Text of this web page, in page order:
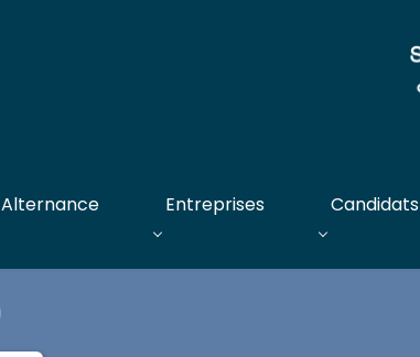
Alternance Entreprises Candidats